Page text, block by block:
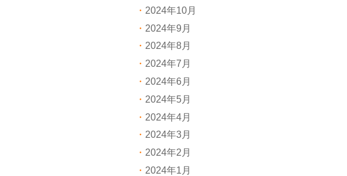
2024年10月
2024年9月
2024年8月
2024年7月
2024年6月
2024年5月
2024年4月
2024年3月
2024年2月
2024年1月